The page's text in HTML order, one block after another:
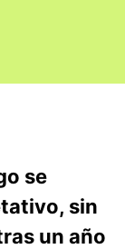
se
sin
un año